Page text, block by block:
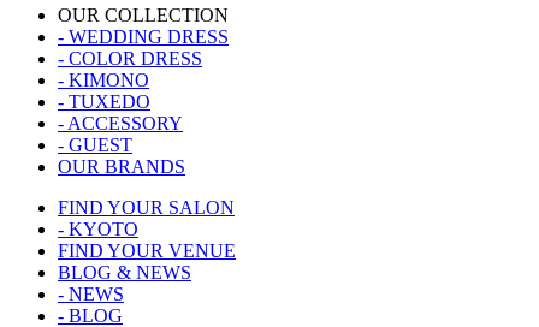
OUR COLLECTION
- WEDDING DRESS
- COLOR DRESS
- KIMONO
- TUXEDO
- ACCESSORY
- GUEST
OUR BRANDS
FIND YOUR SALON
- KYOTO
FIND YOUR VENUE
BLOG & NEWS
- NEWS
- BLOG